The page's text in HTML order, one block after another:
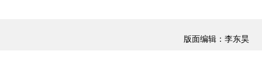
版面编辑：李东昊